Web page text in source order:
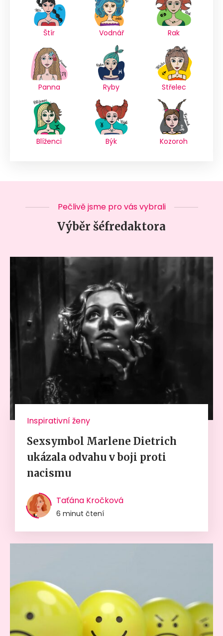
Štír Vodnář Rak
Panna Ryby Střelec
Blíženci Býk Kozoroh
Pečlivě jsme pro vás vybrali
Výběr šéfredaktora
Inspirativní ženy
Sexsymbol Marlene Dietrich
ukázala odvahu v boji proti
nacismu
Taťána Kročková
6 minut čtení